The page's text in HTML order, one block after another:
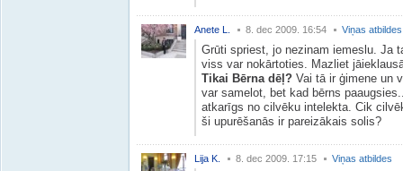
Anete L. 8. dec 2009. 16:54 Viņas atbildes
Grūti spriest, jo nezinam iemeslu. Ja
viss var nokārtoties. Mazliet
Tikai Bērna dēļ? Vai tā ir ģimene un
var samelot, bet kad bērns
atkarīgs no cilvēku intelekta. Cik
ši upurēšanās ir pareizākais solis?
Lija K. 8. dec 2009. 17:15 Viņas atbildes